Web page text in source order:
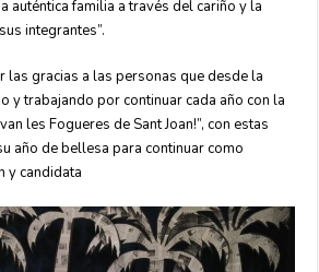
auténtica familia a través del cariño y la
integrantes”.
las gracias a las personas que desde la
y trabajando por continuar cada año con la
les Fogueres de Sant Joan!”, con estas
año de bellesa para continuar como
y candidata